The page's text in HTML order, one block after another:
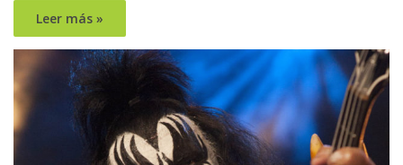
Leer más »